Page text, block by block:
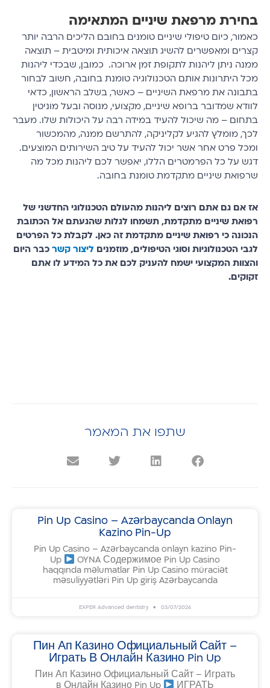
בחירת מרפאת שיניים המתאימה
כאמור, כיום טיפולי שיניים טומנים בחובם הליכים הרבה יותר
קצרים ומאפשרים להשיג תוצאה איכותית ומיטבית – תוצאה
ממנה ניתן ליהנות לתקופת זמן ארוכה. כמובן, שבכדי ליהנות
מכל היתרונות אותם הטכנולוגיה טומנת בחובה, חשוב לבחור
בתבונה את מרפאת השיניים – כאשר, בשלב הראשון, כדאי
לוודא שמדובר ברופא שיניים, מקצועי, מנוסה ובעל מוניטין
בתחום – מה שיכול להעיד במידה רבה על היכולות שלו. מעבר
לכך, מומלץ להגיע לקליניקה, להתרשם ממנה, מהמכשור
ומכל פרט אחר אשר יכול להעיד על טיב השירותים המוצעים.
דגש על כל הפרמטרים הללו, יאפשר לכם ליהנות מכל מה
שרפואת שיניים מתקדמת טומנת בחובה.
אז אם גם אתם רוצים ליהנות מהעולם הטכנולוגי החדשני של
רפואת שיניים מתקדמת, תשמחו לגלות שהגעתם אל הכתובת
הנכונה כי רפואת שיניים מתקדמת זה כאן. לקבלת כל הפרטים
לגבי הטכנולוגיות וסוגי הטיפולים, מוזמנים ליצור קשר כבר היום
והצוות המקצועי ישמח להעניק לכם את כל המידע לו אתם
זקוקים.
שתפו את המאמר
Pin Up Casino – Azərbaycanda Onlayn
Kazino Pin-Up
Pin Up Casino – Azərbaycanda onlayn kazino Pin-
Up
OYNA Содержимое Pin Up Casino
haqqında məlumatlar Pin Up Casino müraciət
məsuliyyətləri Pin Up giriş Azərbaycanda
EXPER Advanced dentistry 03/07/2026
Пин Ап Казино Официальный Сайт –
Играть В Онлайн Казино Pin Up
Пин Ап Казино Официальный Сайт – Играть
в Онлайн Казино Pin Up
ИГРАТЬ